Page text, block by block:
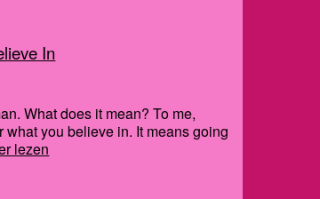
In
What does it mean? To me,
you believe in. It means going
lezen